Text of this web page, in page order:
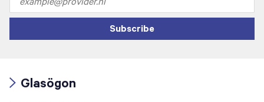
address
Subscribe
Glasögon